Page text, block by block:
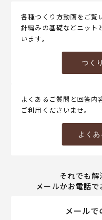
各種つくり方動画をご覧
針編みの基礎などニット
います。
つく
よくあるご質問と回答内
ご利用くださいませ。
よく
それでも解
メールかお電話で
メール